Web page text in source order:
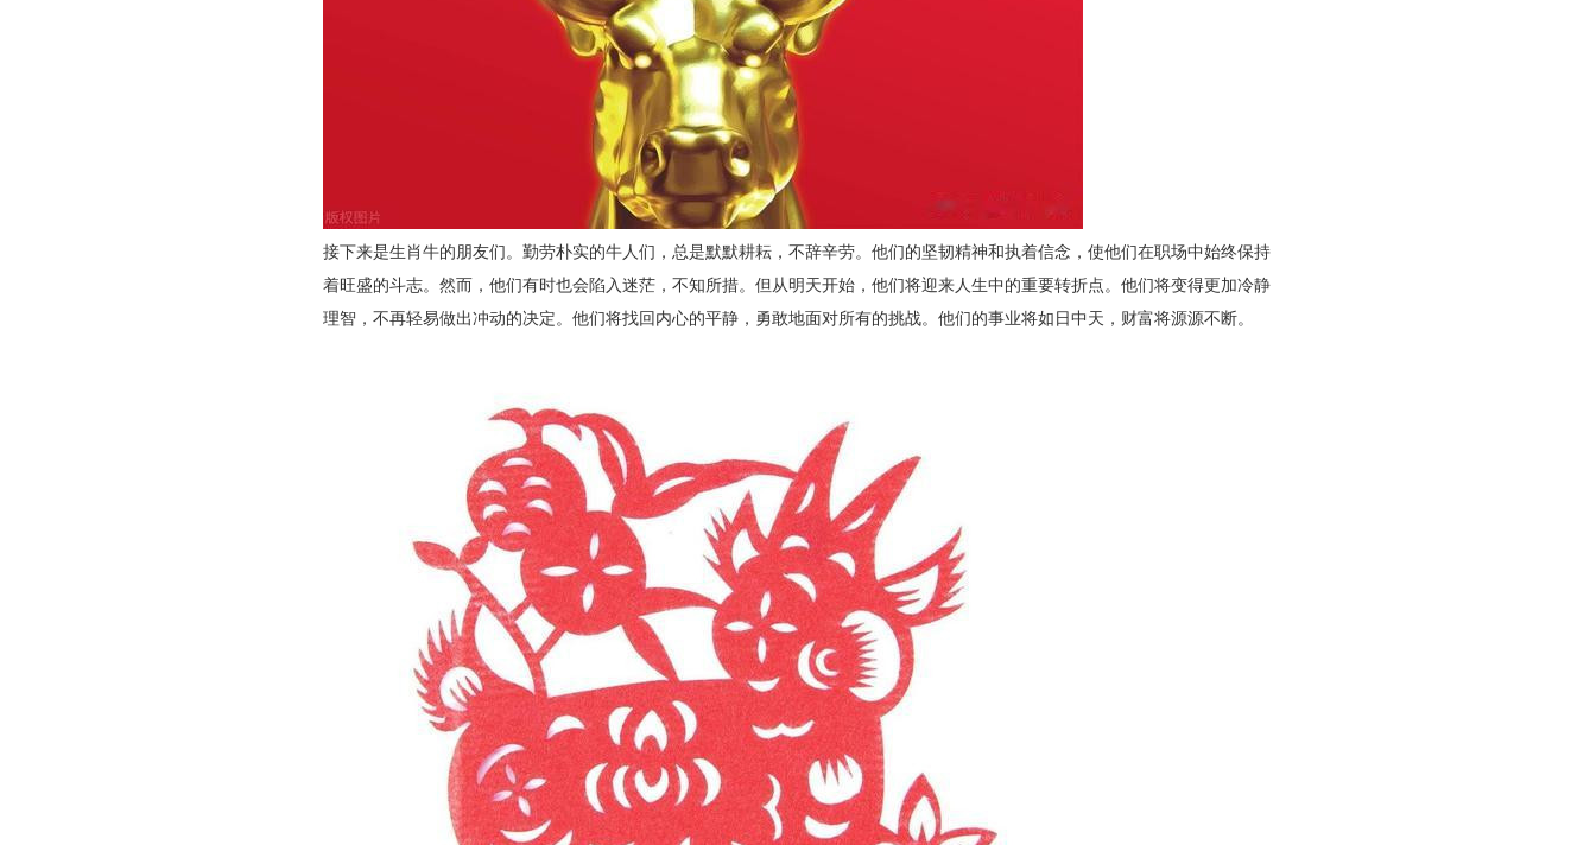
接下来是生肖牛的朋友们。勤劳朴实的牛人们，总是默默耕耘，不辞辛劳。他们的坚韧精神和执着信念，使他们在职场中始终保持
着旺盛的斗志。然而，他们有时也会陷入迷茫，不知所措。但从明天开始，他们将迎来人生中的重要转折点。他们将变得更加冷静
理智，不再轻易做出冲动的决定。他们将找回内心的平静，勇敢地面对所有的挑战。他们的事业将如日中天，财富将源源不断。